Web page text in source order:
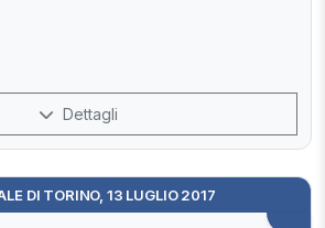
Dettagli
DI TORINO, 13 LUGLIO 2017